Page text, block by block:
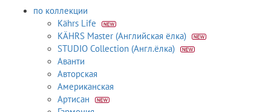
по коллекции
Kährs Life
KÄHRS Master (Английская ёлка)
STUDIO Collection (Англ.ёлка)
Аванти
Авторская
Американская
Артисан